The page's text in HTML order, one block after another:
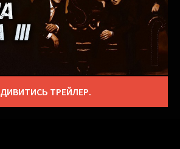
ДИВИТИСЬ ТРЕЙЛЕР.